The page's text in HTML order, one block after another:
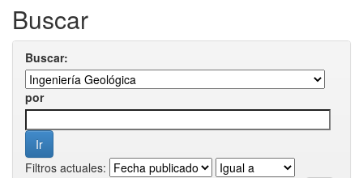
Buscar
Buscar:
por
Filtros actuales: